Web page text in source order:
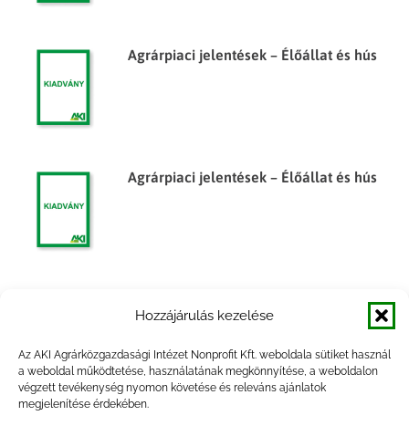
Hozzájárulás kezelése
Az AKI Agrárközgazdasági Intézet Nonprofit Kft. weboldala sütiket használ
a weboldal működtetése, használatának megkönnyítése, a weboldalon
végzett tevékenység nyomon követése és releváns ajánlatok
megjelenítése érdekében.
Agrárpiaci jelentések – Élőállat és hús
Agrárpiaci jelentések – Élőállat és hús
Agrárpiaci jelentések – Élőállat és hús